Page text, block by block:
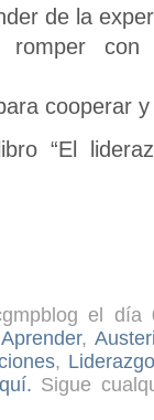
de la
romper
cooperar
“El
el
Aprender,
, Liderazgo
Sigue